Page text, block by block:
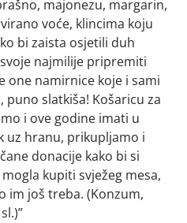
majonezu, margarin,
voće, klincima koju
bi zaista osjetili duh
najmilije pripremiti
one namirnice koje i sami
slatkiša! Košaricu za
i ove godine imati u
uz hranu, prikupljamo i
donacije kako bi si
kupiti svježeg mesa,
im još treba. (Konzum,